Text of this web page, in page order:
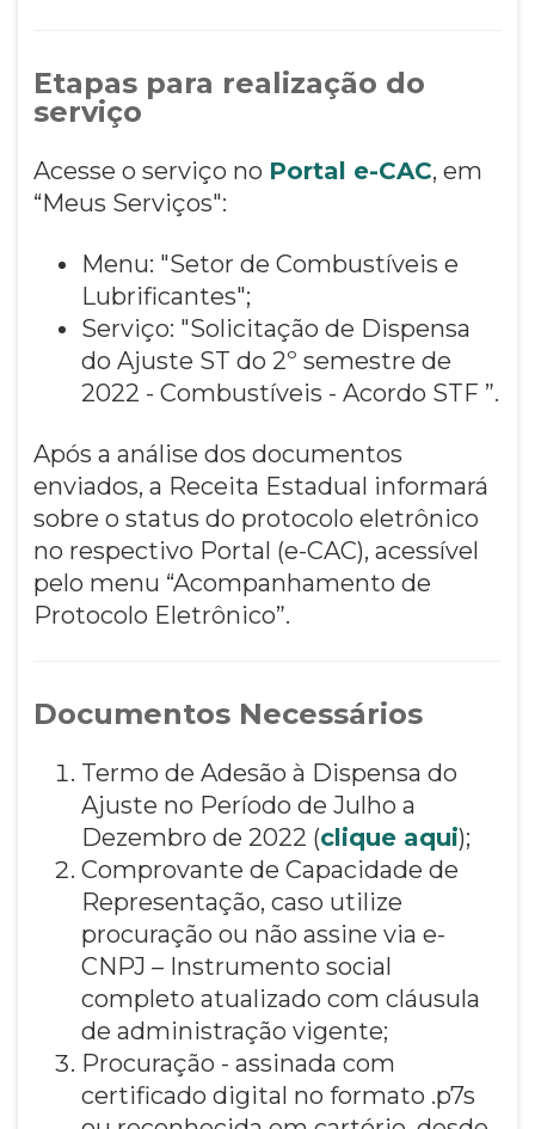
Etapas para realização do
serviço
Acesse o serviço no Portal e-CAC, em
“Meus Serviços":
Menu: "Setor de Combustíveis e
Lubrificantes";
Serviço: "Solicitação de Dispensa
do Ajuste ST do 2º semestre de
2022 - Combustíveis - Acordo STF ”.
Após a análise dos documentos
enviados, a Receita Estadual informará
sobre o status do protocolo eletrônico
no respectivo Portal (e-CAC), acessível
pelo menu “Acompanhamento de
Protocolo Eletrônico”.
Documentos Necessários
Termo de Adesão à Dispensa do
Ajuste no Período de Julho a
Dezembro de 2022 (clique aqui);
Comprovante de Capacidade de
Representação, caso utilize
procuração ou não assine via e-
CNPJ – Instrumento social
completo atualizado com cláusula
de administração vigente;
Procuração - assinada com
certificado digital no formato .p7s